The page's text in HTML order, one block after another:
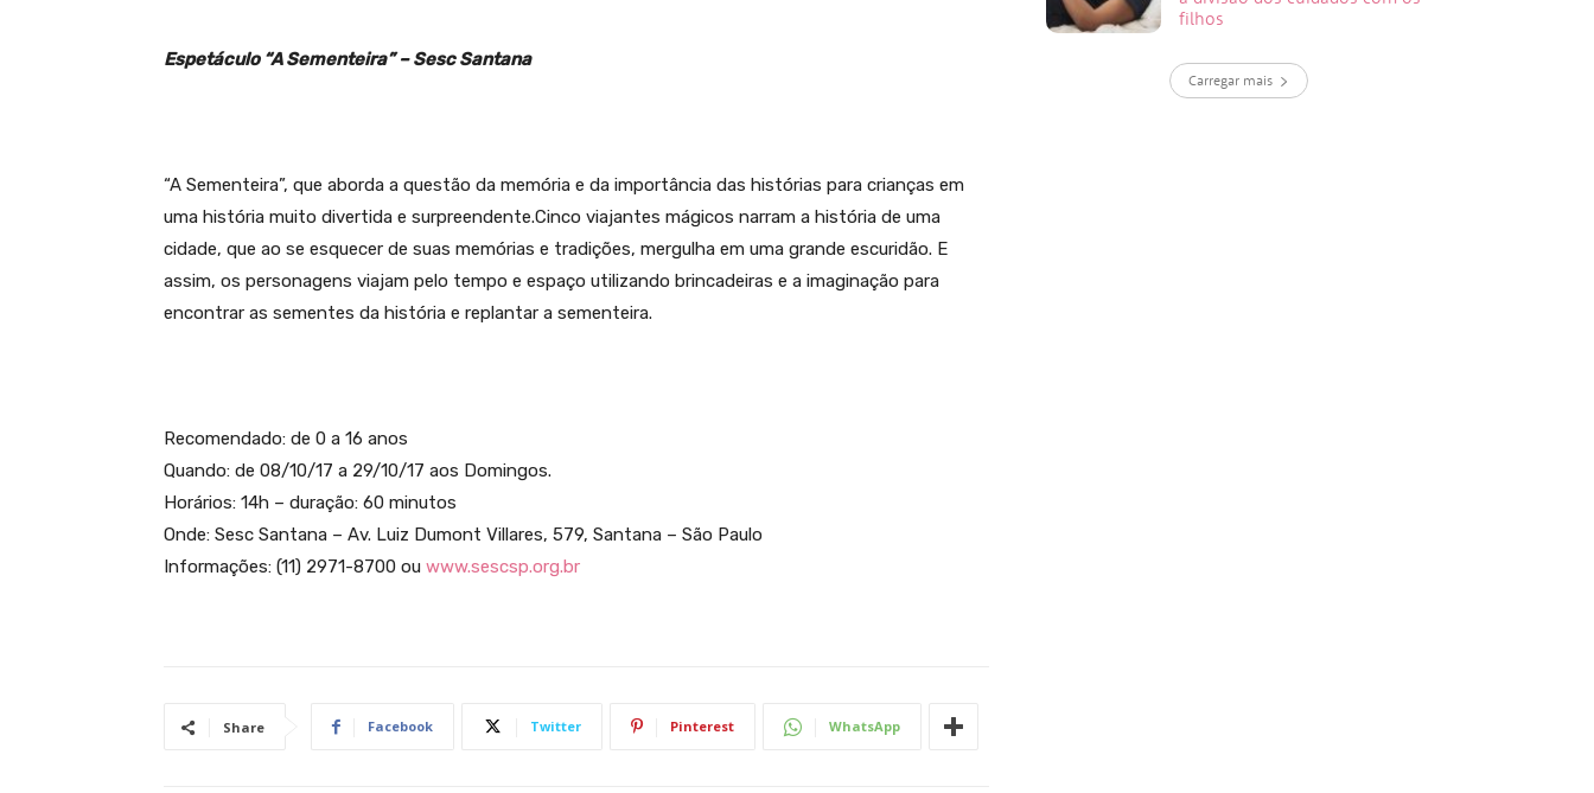
Espetáculo “A Sementeira” – Sesc Santana
“A Sementeira”, que aborda a questão da memória e da importância das histórias para crianças em
uma história muito divertida e surpreendente.Cinco viajantes mágicos narram a história de uma
cidade, que ao se esquecer de suas memórias e tradições, mergulha em uma grande escuridão. E
assim, os personagens viajam pelo tempo e espaço utilizando brincadeiras e a imaginação para
encontrar as sementes da história e replantar a sementeira.
Recomendado: de 0 a 16 anos
Quando: de 08/10/17 a 29/10/17 aos Domingos.
Horários: 14h – duração: 60 minutos
Onde: Sesc Santana – Av. Luiz Dumont Villares, 579, Santana – São Paulo
Informações: (11) 2971-8700 ou www.sescsp.org.br
Share Facebook Twitter Pinterest WhatsApp
filhos
Carregar mais